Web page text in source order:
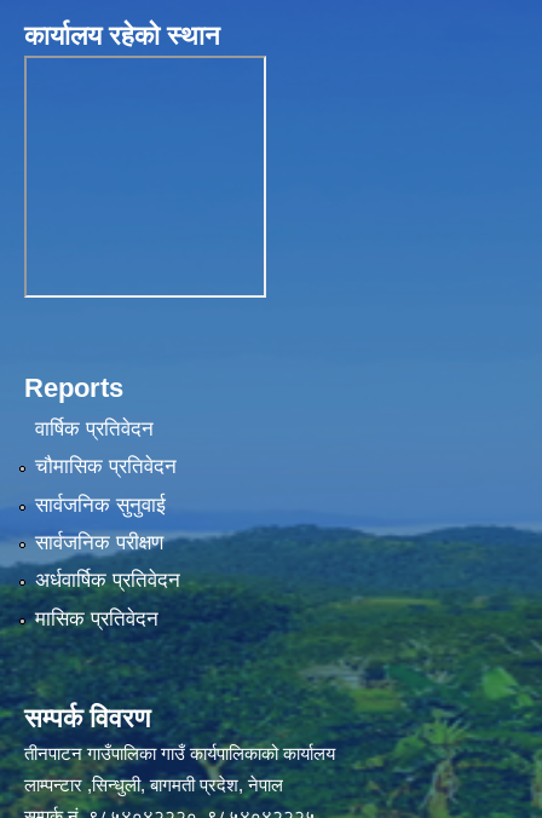
कार्यालय रहेकाे स्थान
Reports
वार्षिक प्रतिवेदन
चौमासिक प्रतिवेदन
सार्वजनिक सुनुवाई
सार्वजनिक परीक्षण
अर्धवार्षिक प्रतिवेदन
मासिक प्रतिवेदन
सम्पर्क विवरण
तीनपाटन गाउँपालिका गाउँ कार्यपालिकाको कार्यालय
लाम्पन्टार ,सिन्धुली, बागमती प्रदेश, नेपाल